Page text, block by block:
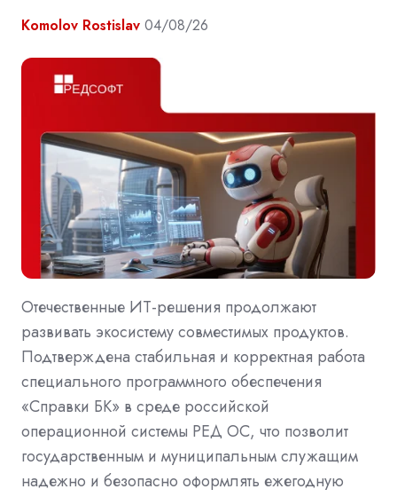
Komolov Rostislav 04/08/26
Отечественные ИТ-решения продолжают
развивать экосистему совместимых продуктов.
Подтверждена стабильная и корректная работа
специального программного обеспечения
«Справки БК» в среде российской
операционной системы РЕД ОС, что позволит
государственным и муниципальным служащим
надежно и безопасно оформлять ежегодную